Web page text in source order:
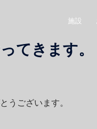
施設
てきます。
うございます。